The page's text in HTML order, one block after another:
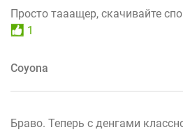
Просто тааащер, скачивайте
1
Coyona
Браво. Теперь с денгами